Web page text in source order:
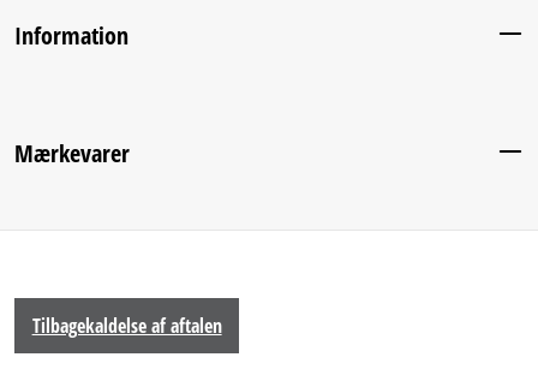
Information
Mærkevarer
Tilbagekaldelse af aftalen